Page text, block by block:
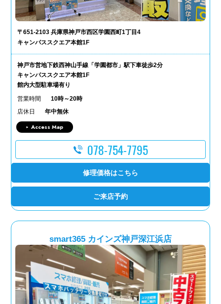
〒651-2103 兵庫県神戸市西区学園西町1丁目4
キャンパススクエア本館1F
神戸市営地下鉄西神山手線「学園都市」駅下車徒歩2分
キャンパススクエア本館1F
館内大型駐車場有り
営業時間
10時～20時
店休日
年中無休
Access Map
078-754-7795
修理価格はこちら
ご来店予約
smart365 カインズ神戸深江浜店